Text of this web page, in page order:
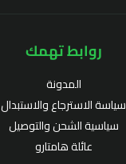
روابط تهمك
المدونة
سياسة الاسترجاع والاستبدال
سياسية الشحن والتوصيل
عائلة هامتارو